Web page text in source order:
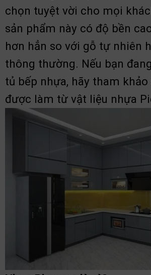
chọn tuyệt vời cho mọi
sản phẩm này có độ bền
hơn hẳn so với gỗ tự nhiên
thông thường. Nếu bạn
tủ bếp nhựa, hãy tham khảo
được làm từ vật liệu nhựa